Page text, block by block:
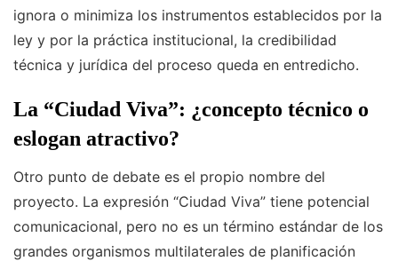
ignora o minimiza los instrumentos establecidos por la
ley y por la práctica institucional, la credibilidad
técnica y jurídica del proceso queda en entredicho.
La “Ciudad Viva”: ¿concepto técnico o
eslogan atractivo?
Otro punto de debate es el propio nombre del
proyecto. La expresión “Ciudad Viva” tiene potencial
comunicacional, pero no es un término estándar de los
grandes organismos multilaterales de planificación